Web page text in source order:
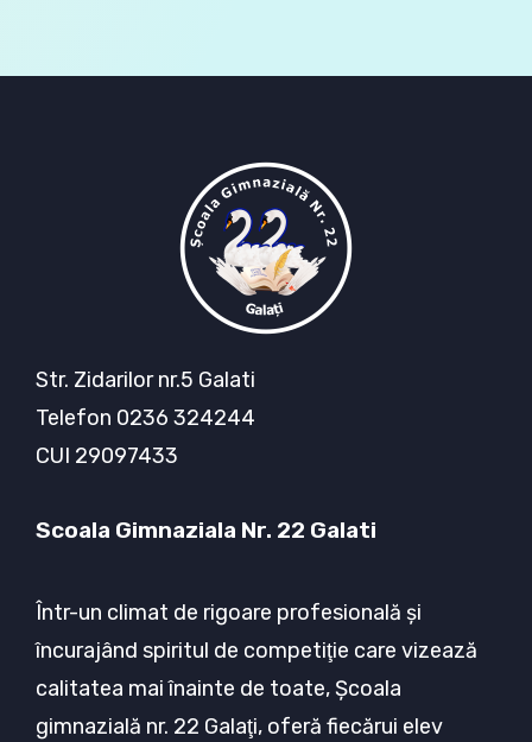
Str. Zidarilor nr.5 Galati
Telefon 0236 324244
CUI 29097433
Scoala Gimnaziala Nr. 22 Galati
Într-un climat de rigoare profesională şi
încurajând spiritul de competiţie care vizează
calitatea mai înainte de toate, Şcoala
gimnazială nr. 22 Galaţi, oferă fiecărui elev